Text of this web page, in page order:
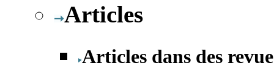
Articles
Articles dans des